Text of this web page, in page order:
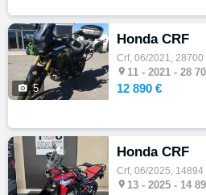
 5
Honda CRF
 11 - 2021 - 28 700
12 890 €
Honda CRF
 13 - 2025 - 14